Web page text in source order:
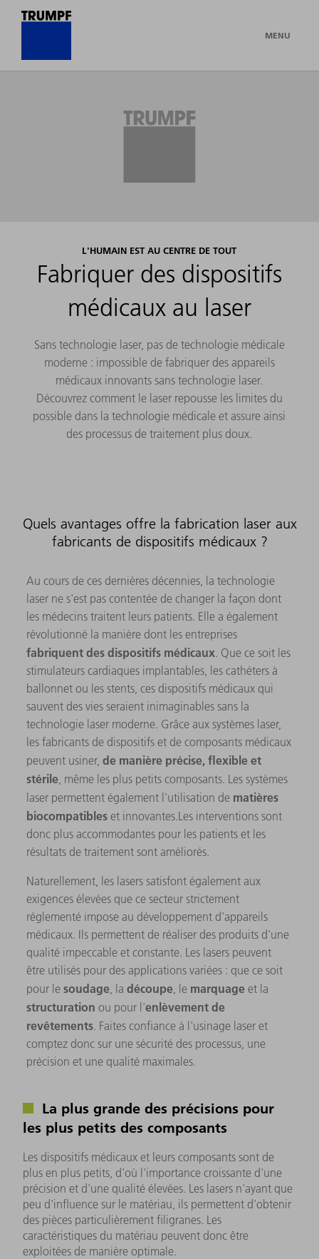
MENU
L'HUMAIN EST AU CENTRE DE TOUT
Fabriquer des dispositifs
médicaux au laser
Sans technologie laser, pas de technologie médicale
moderne : impossible de fabriquer des appareils
médicaux innovants sans technologie laser.
Découvrez comment le laser repousse les limites du
possible dans la technologie médicale et assure ainsi
des processus de traitement plus doux.
Quels avantages offre la fabrication laser aux
fabricants de dispositifs médicaux ?
Au cours de ces dernières décennies, la technologie
laser ne s'est pas contentée de changer la façon dont
les médecins traitent leurs patients. Elle a également
révolutionné la manière dont les entreprises
fabriquent des dispositifs médicaux. Que ce soit les
stimulateurs cardiaques implantables, les cathéters à
ballonnet ou les stents, ces dispositifs médicaux qui
sauvent des vies seraient inimaginables sans la
technologie laser moderne. Grâce aux systèmes laser,
les fabricants de dispositifs et de composants médicaux
peuvent usiner,de manière précise, flexible et
stérile , même les plus petits composants. Les systèmes
laser permettent également l'utilisation de matières
biocompatibles et innovantes.Les interventions sont
donc plus accommodantes pour les patients et les
résultats de traitement sont améliorés.
Naturellement, les lasers satisfont également aux
exigences élevées que ce secteur strictement
réglementé impose au développement d'appareils
médicaux. Ils permettent de réaliser des produits d'une
qualité impeccable et constante. Les lasers peuvent
être utilisés pour des applications variées : que ce soit
pour lesoudage , ladécoupe , le marquage et la
structuration ou pour l'enlèvement de
revêtements. Faites confiance à l'usinage laser et
comptez donc sur une sécurité des processus, une
précision et une qualité maximales.
La plus grande des précisions pour
les plus petits des composants
Les dispositifs médicaux et leurs composants sont de
plus en plus petits, d'où l'importance croissante d'une
précision et d'une qualité élevées. Les lasers n'ayant que
peu d'influence sur le matériau, ils permettent d'obtenir
des pièces particulièrement filigranes. Les
caractéristiques du matériau peuvent donc être
exploitées de manière optimale.